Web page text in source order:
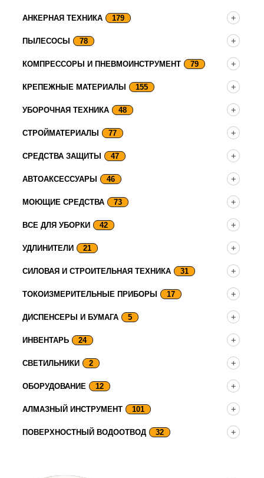
АНКЕРНАЯ ТЕХНИКА 179
ПЫЛЕСОСЫ 78
КОМПРЕССОРЫ И ПНЕВМОИНСТРУМЕНТ 79
КРЕПЕЖНЫЕ МАТЕРИАЛЫ 155
УБОРОЧНАЯ ТЕХНИКА 48
СТРОЙМАТЕРИАЛЫ 77
СРЕДСТВА ЗАЩИТЫ 47
АВТОАКСЕССУАРЫ 46
МОЮЩИЕ СРЕДСТВА 73
ВСЕ ДЛЯ УБОРКИ 42
УДЛИНИТЕЛИ 21
СИЛОВАЯ И СТРОИТЕЛЬНАЯ ТЕХНИКА 31
ТОКОИЗМЕРИТЕЛЬНЫЕ ПРИБОРЫ 17
ДИСПЕНСЕРЫ И БУМАГА 5
ИНВЕНТАРЬ 24
СВЕТИЛЬНИКИ 2
ОБОРУДОВАНИЕ 12
АЛМАЗНЫЙ ИНСТРУМЕНТ 101
ПОВЕРХНОСТНЫЙ ВОДООТВОД 32